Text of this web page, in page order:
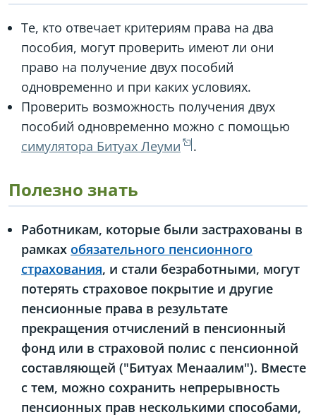
Те, кто отвечает критериям права на два
пособия, могут проверить имеют ли они
право на получение двух пособий
одновременно и при каких условиях.
Проверить возможность получения двух
пособий одновременно можно с помощью
симулятора Битуах Леуми
.
Полезно знать
Работникам, которые были застрахованы в
рамках обязательного пенсионного
страхования, и стали безработными, могут
потерять страховое покрытие и другие
пенсионные права в результате
прекращения отчислений в пенсионный
фонд или в страховой полис с пенсионной
составляющей ("Битуах Менаалим"). Вместе
с тем, можно сохранить непрерывность
пенсионных прав несколькими способами,